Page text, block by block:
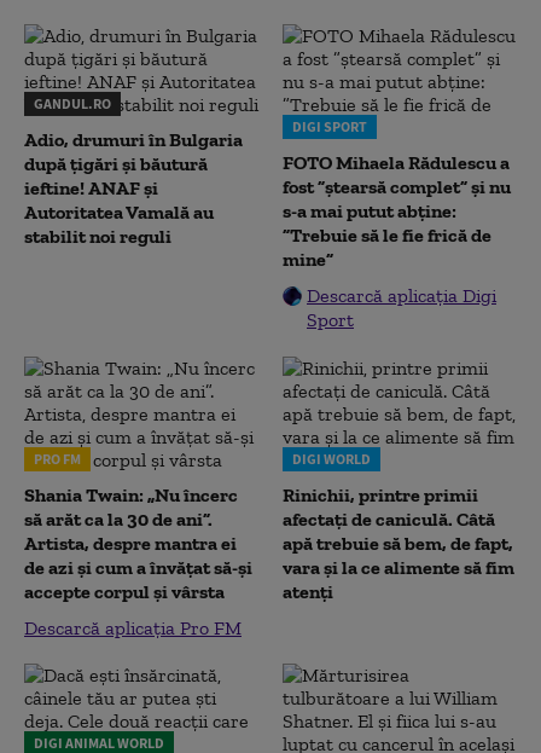
GANDUL.RO
Adio, drumuri în Bulgaria
după țigări și băutură
ieftine! ANAF și
Autoritatea Vamală au
stabilit noi reguli
DIGI SPORT
FOTO Mihaela Rădulescu a
fost ”ștearsă complet” și nu
s-a mai putut abține:
”Trebuie să le fie frică de
mine”
Descarcă aplicația Digi
Sport
PRO FM
Shania Twain: „Nu încerc
să arăt ca la 30 de ani”.
Artista, despre mantra ei
de azi și cum a învățat să-și
accepte corpul și vârsta
Descarcă aplicația Pro FM
DIGI WORLD
Rinichii, printre primii
afectați de caniculă. Câtă
apă trebuie să bem, de fapt,
vara și la ce alimente să fim
atenți
DIGI ANIMAL WORLD